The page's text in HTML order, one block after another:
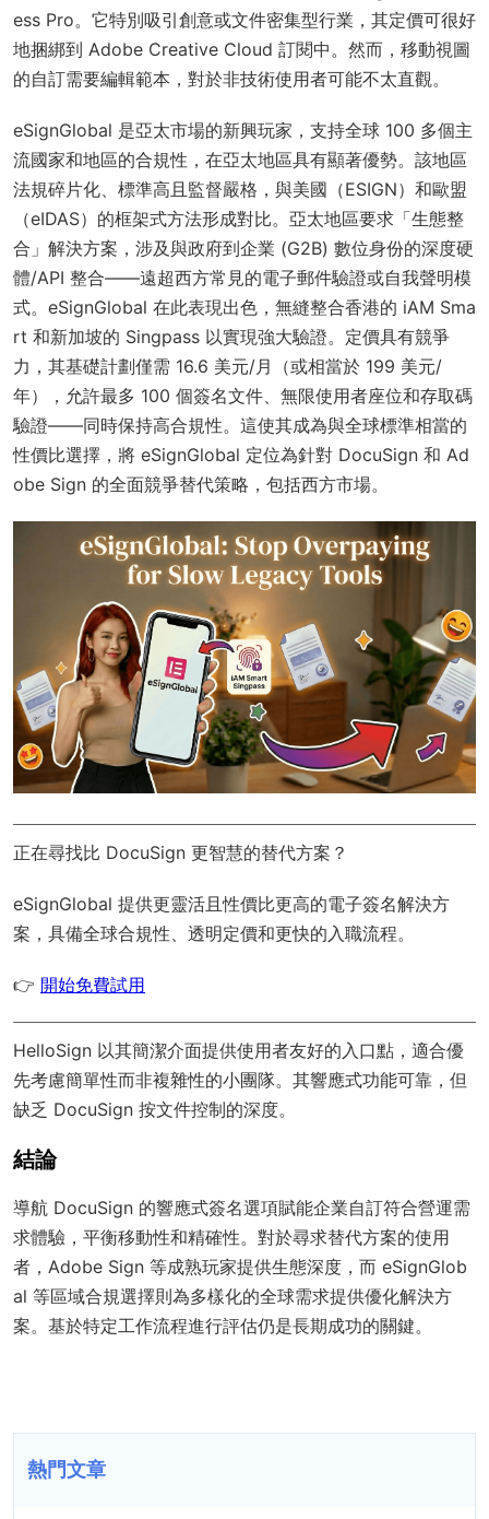
ess Pro。它特別吸引創意或文件密集型行業，其定價可很好
地捆綁到 Adobe Creative Cloud 訂閱中。然而，移動視圖
的自訂需要編輯範本，對於非技術使用者可能不太直觀。
eSignGlobal 是亞太市場的新興玩家，支持全球 100 多個主
流國家和地區的合規性，在亞太地區具有顯著優勢。該地區
法規碎片化、標準高且監督嚴格，與美國（ESIGN）和歐盟
（eIDAS）的框架式方法形成對比。亞太地區要求「生態整
合」解決方案，涉及與政府到企業 (G2B) 數位身份的深度硬
體/API 整合——遠超西方常見的電子郵件驗證或自我聲明模
式。eSignGlobal 在此表現出色，無縫整合香港的 iAM Sma
rt 和新加坡的 Singpass 以實現強大驗證。定價具有競爭
力，其基礎計劃僅需 16.6 美元/月（或相當於 199 美元/
年），允許最多 100 個簽名文件、無限使用者座位和存取碼
驗證——同時保持高合規性。這使其成為與全球標準相當的
性價比選擇，將 eSignGlobal 定位為針對 DocuSign 和 Ad
obe Sign 的全面競爭替代策略，包括西方市場。
正在尋找比 DocuSign 更智慧的替代方案？
eSignGlobal 提供更靈活且性價比更高的電子簽名解決方
案，具備全球合規性、透明定價和更快的入職流程。
👉 開始免費試用
HelloSign 以其簡潔介面提供使用者友好的入口點，適合優
先考慮簡單性而非複雜性的小團隊。其響應式功能可靠，但
缺乏 DocuSign 按文件控制的深度。
結論
導航 DocuSign 的響應式簽名選項賦能企業自訂符合營運需
求體驗，平衡移動性和精確性。對於尋求替代方案的使用
者，Adobe Sign 等成熟玩家提供生態深度，而 eSignGlob
al 等區域合規選擇則為多樣化的全球需求提供優化解決方
案。基於特定工作流程進行評估仍是長期成功的關鍵。
熱門文章